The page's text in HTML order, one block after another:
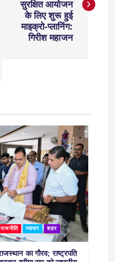
सुरक्षित आयोजन
के लिए शुरू हुई
माइक्रो-प्लानिंग:
गिरीश महाजन
राजनीति व्यापार शहर
का गौरव; राष्ट्रपति